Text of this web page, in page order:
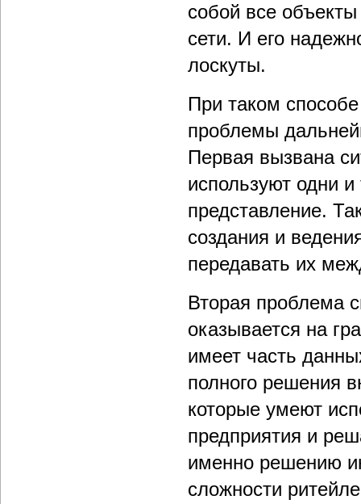
собой все
сети. И его
лоскуты.
При таком
проблемы
Первая вызвана
используют одни
представление.
создания и
передавать их
Вторая проблема
оказывается на
имеет часть
полного решения
которые умеют
предприятия и
именно решению
сложности